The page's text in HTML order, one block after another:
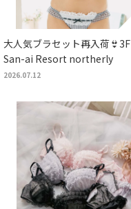
大人気ブラセット再入荷👙3F
San-ai Resort northerly
2026.07.12